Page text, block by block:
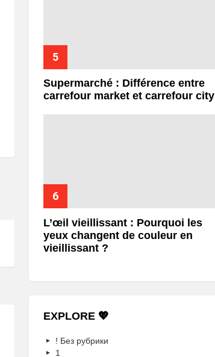
Supermarché : Différence entre
carrefour market et carrefour city
L’œil vieillissant : Pourquoi les
yeux changent de couleur en
vieillissant ?
EXPLORE 💖
! Без рубрики
1